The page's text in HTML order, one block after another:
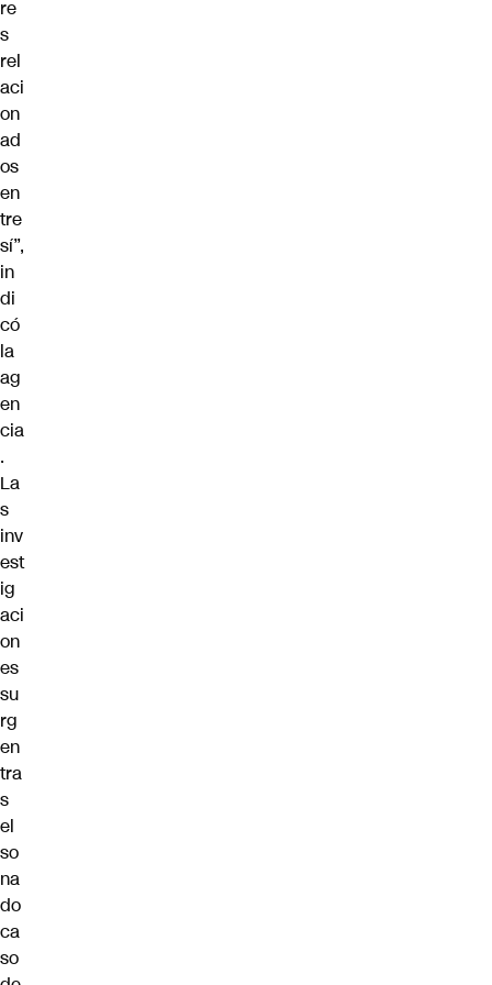
re
s
rel
aci
on
ad
os
en
tre
sí”,
in
di
có
la
ag
en
cia
.
La
s
inv
est
ig
aci
on
es
su
rg
en
tra
s
el
so
na
do
ca
so